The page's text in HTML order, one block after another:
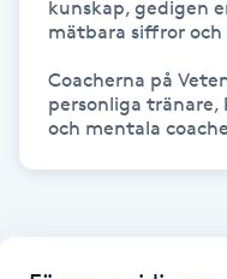
Hårborttagning
Hårbottenbehandling
kunskap, gedigen
mätbara siffror
Coacherna på
personliga tränare,
och mentala